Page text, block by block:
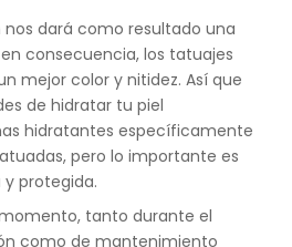
dará como resultado una
consecuencia, los tatuajes
mejor color y nitidez. Así que
de hidratar tu piel
hidratantes específicamente
pero lo importante es
protegida.
tanto durante el
como de mantenimiento